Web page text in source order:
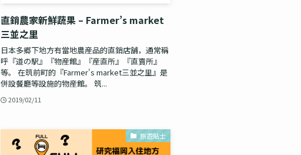
直銷農家新鮮蔬果 – Farmer’s market
三並之里
日本多郷下地方有當地農産品的直銷店舗，通常稱
呼『道の駅』『物産館』『産直所』『直賣所』
等。 在筑前町的『Farmer's market三並之里』是
併設餐廳等設施的物産館。 筑...
2019/02/11
旅遊貼士